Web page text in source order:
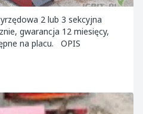
2 lub 3 sekcyjna
faktura VAT, maszyny dostępne na placu. OPIS